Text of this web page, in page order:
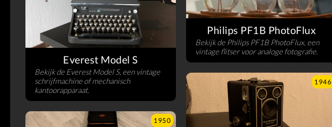
Philips PF1B PhotoFlux
Bekijk de Philips PF1B PhotoFlux, een
vintage flitser voor analoge fotografie.
Everest Model S
Bekijk de Everest Model S, een vintage
schrijfmachine of mechanisch
kantoorapparaat.
1946
1950